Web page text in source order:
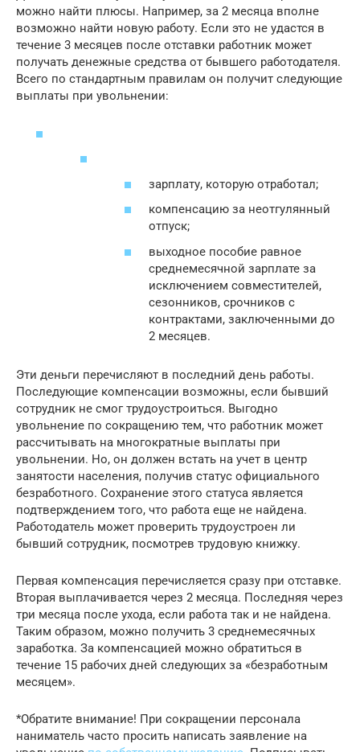
можно найти плюсы. Например, за 2 месяца вполне
возможно найти новую работу. Если это не удастся в
течение 3 месяцев после отставки работник может
получать денежные средства от бывшего работодателя.
Всего по стандартным правилам он получит следующие
выплаты при увольнении:
зарплату, которую отработал;
компенсацию за неотгулянный
отпуск;
выходное пособие равное
среднемесячной зарплате за
исключением совместителей,
сезонников, срочников с
контрактами, заключенными до
2 месяцев.
Эти деньги перечисляют в последний день работы.
Последующие компенсации возможны, если бывший
сотрудник не смог трудоустроиться. Выгодно
увольнение по сокращению тем, что работник может
рассчитывать на многократные выплаты при
увольнении. Но, он должен встать на учет в центр
занятости населения, получив статус официального
безработного. Сохранение этого статуса является
подтверждением того, что работа еще не найдена.
Работодатель может проверить трудоустроен ли
бывший сотрудник, посмотрев трудовую книжку.
Первая компенсация перечисляется сразу при отставке.
Вторая выплачивается через 2 месяца. Последняя через
три месяца после ухода, если работа так и не найдена.
Таким образом, можно получить 3 среднемесячных
заработка. За компенсацией можно обратиться в
течение 15 рабочих дней следующих за «безработным
месяцем».
*Обратите внимание! При сокращении персонала
наниматель часто просить написать заявление на